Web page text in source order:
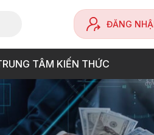
ĐĂNG
TÂM KIẾN THỨC